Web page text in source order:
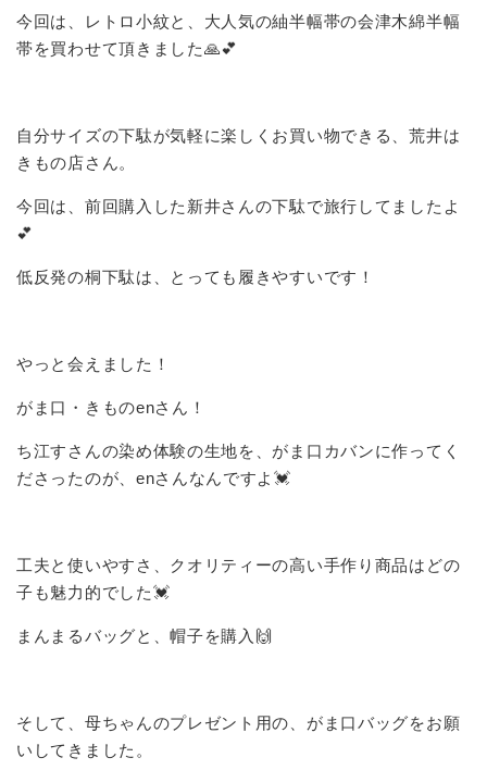
今回は、レトロ小紋と、大人気の紬半幅帯の会津木綿半幅
帯を買わせて頂きました🙏💕
自分サイズの下駄が気軽に楽しくお買い物できる、荒井は
きもの店さん。
今回は、前回購入した新井さんの下駄で旅行してましたよ
💕
低反発の桐下駄は、とっても履きやすいです！
やっと会えました！
がま口・きものenさん！
ち江すさんの染め体験の生地を、がま口カバンに作ってく
ださったのが、enさんなんですよ💓
工夫と使いやすさ、クオリティーの高い手作り商品はどの
子も魅力的でした💓
まんまるバッグと、帽子を購入🙌
そして、母ちゃんのプレゼント用の、がま口バッグをお願
いしてきました。